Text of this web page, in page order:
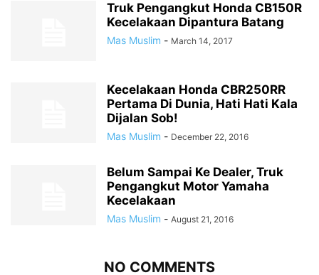
Truk Pengangkut Honda CB150R
Kecelakaan Dipantura Batang
Mas Muslim - March 14, 2017
Kecelakaan Honda CBR250RR
Pertama Di Dunia, Hati Hati Kala
Dijalan Sob!
Mas Muslim - December 22, 2016
Belum Sampai Ke Dealer, Truk
Pengangkut Motor Yamaha
Kecelakaan
Mas Muslim - August 21, 2016
NO COMMENTS